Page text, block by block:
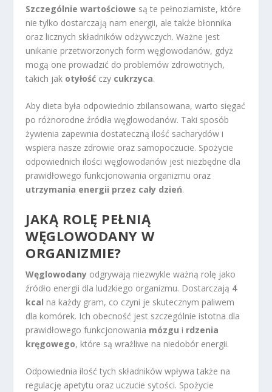
Szczególnie wartościowe są te pełnoziarniste, które
nie tylko dostarczają nam energii, ale także błonnika
oraz licznych składników odżywczych. Ważne jest
unikanie przetworzonych form węglowodanów, gdyż
mogą one prowadzić do problemów zdrowotnych,
takich jak otyłość czy cukrzyca.
Aby dieta była odpowiednio zbilansowana, warto sięgać
po różnorodne źródła węglowodanów. Taki sposób
żywienia zapewnia dostateczną ilość sacharydów i
wspiera nasze zdrowie oraz samopoczucie. Spożycie
odpowiednich ilości węglowodanów jest niezbędne dla
prawidłowego funkcjonowania organizmu oraz
utrzymania energii przez cały dzień.
JAKĄ ROLĘ PEŁNIĄ
WĘGLOWODANY W
ORGANIZMIE?
Węglowodany odgrywają niezwykle ważną rolę jako
źródło energii dla ludzkiego organizmu. Dostarczają 4
kcal na każdy gram, co czyni je skutecznym paliwem
dla komórek. Ich obecność jest szczególnie istotna dla
prawidłowego funkcjonowania mózgu i rdzenia
kręgowego, które są wrażliwe na niedobór energii.
Odpowiednia ilość tych składników wpływa także na
regulację apetytu oraz uczucie sytości. Spożycie